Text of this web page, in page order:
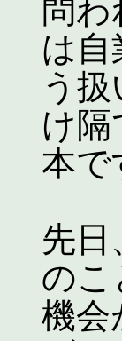
問
は自
う
け隔
本で
先日
のこ
機会